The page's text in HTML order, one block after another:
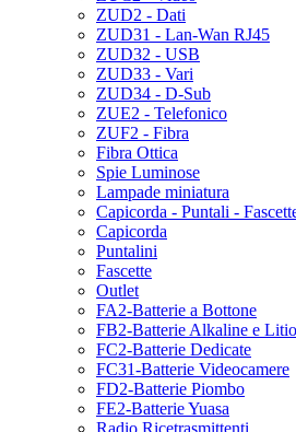
ZUD2 - Dati
ZUD31 - Lan-Wan RJ45
ZUD32 - USB
ZUD33 - Vari
ZUD34 - D-Sub
ZUE2 - Telefonico
ZUF2 - Fibra
Fibra Ottica
Spie Luminose
Lampade miniatura
Capicorda - Puntali -
Capicorda
Puntalini
Fascette
Outlet
FA2-Batterie a Bottone
FB2-Batterie Alkaline e Litio
FC2-Batterie Dedicate
FC31-Batterie Videocamere
FD2-Batterie Piombo
FE2-Batterie Yuasa
Radio Ricetrasmittenti